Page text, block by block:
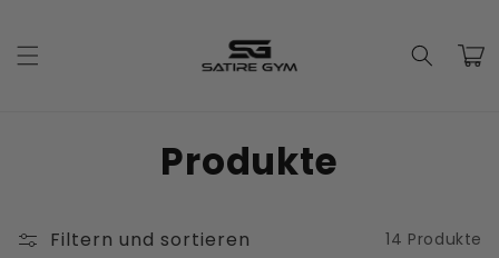
Inhalt
K
Produkte
Filtern und sortieren 14 Produkte